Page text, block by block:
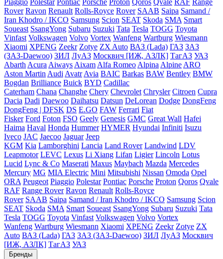
Piaggio Polestar Pontiac Porsche Proton Qoros Qvale RAF Range
Rover Ravon Renault Rolls-Royce Rover SAAB Saipa Samand /
Iran Khodro / IKCO Samsung Scion SEAT Skoda SMA Smart
Soueast SsangYong Subaru Suzuki Tata Tesla TOGG Toyota
Vinfast Volkswagen Volvo Vortex Wanfeng Wartburg Wiesmann
Xiaomi XPENG Zeekr Zotye ZX Auto ВАЗ (Lada) ГАЗ ЗАЗ
(ЗАЗ-Daewoo) ЗИЛ ЛуАЗ Москвич [ИЖ, АЗЛК] ТагАЗ УАЗ
Abarth Acura Aiways Aixam Alfa Romeo Alpina Alpine ARO
Aston Martin Audi Avatr Avia BAIC Barkas BAW Bentley BMW
Bogdan Brilliance Buick BYD Cadillac
Caterham Chana Changhe Chery Chevrolet Chrysler Citroen Cupra
Dacia Dadi Daewoo Daihatsu Datsun DeLorean Dodge DongFeng
DongFeng | DFSK DS E.GO FAW Ferrari Fiat
Fisker Ford Foton FSO Geely Genesis GMC Great Wall Hafei
Haima Haval Honda Hummer HYMER Hyundai Infiniti Isuzu
Iveco JAC Jaecoo Jaguar Jeep
KGM Kia Lamborghini Lancia Land Rover Landwind LDV
Leapmotor LEVC Lexus Li Xiang Lifan Ligier Lincoln Lotus
Lucid Lync & Co Maserati Maxus Maybach Mazda Mercedes
Mercury MG MIA Electric Mini Mitsubishi Nissan Omoda Opel
ORA Peugeot Piaggio Polestar Pontiac Porsche Proton Qoros Qvale
RAF Range Rover Ravon Renault Rolls-Royce
Rover SAAB Saipa Samand / Iran Khodro / IKCO Samsung Scion
SEAT Skoda SMA Smart Soueast SsangYong Subaru Suzuki Tata
Tesla TOGG Toyota Vinfast Volkswagen Volvo Vortex
Wanfeng Wartburg Wiesmann Xiaomi XPENG Zeekr Zotye ZX
Auto ВАЗ (Lada) ГАЗ ЗАЗ (ЗАЗ-Daewoo) ЗИЛ ЛуАЗ Москвич
[ИЖ, АЗЛК] ТагАЗ УАЗ
Бренды